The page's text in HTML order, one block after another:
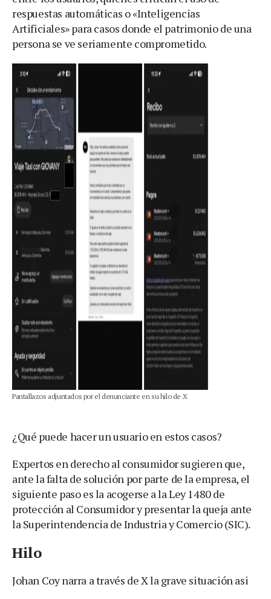
respuestas automáticas o «Inteligencias
Artificiales» para casos donde el patrimonio de una
persona se ve seriamente comprometido.
Pantallazos adjuntados por el denunciante en su hilo de X
¿Qué puede hacer un usuario en estos casos?
Expertos en derecho al consumidor sugieren que,
ante la falta de solución por parte de la empresa, el
siguiente paso es la acogerse a la Ley 1480 de
protección al Consumidor y presentar la queja ante
la Superintendencia de Industria y Comercio (SIC).
Hilo
Johan Coy narra a través de X la grave situación asi